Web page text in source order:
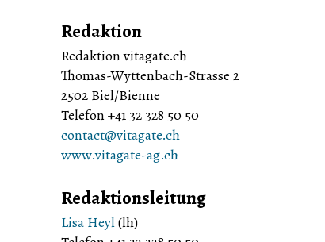
Redaktion
Redaktion vitagate.ch
Thomas-Wyttenbach-Strasse 2
2502 Biel/Bienne
Telefon +41 32 328 50 50
contact@vitagate.ch
www.vitagate-ag.ch
Redaktionsleitung
Lisa Heyl(lh)